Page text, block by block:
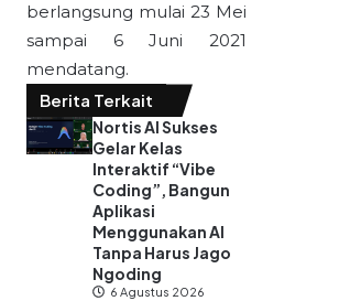
berlangsung mulai 23 Mei
sampai 6 Juni 2021
mendatang.
Berita Terkait
Nortis AI Sukses
Gelar Kelas
Interaktif “Vibe
Coding”, Bangun
Aplikasi
Menggunakan AI
Tanpa Harus Jago
Ngoding
6 Agustus 2026